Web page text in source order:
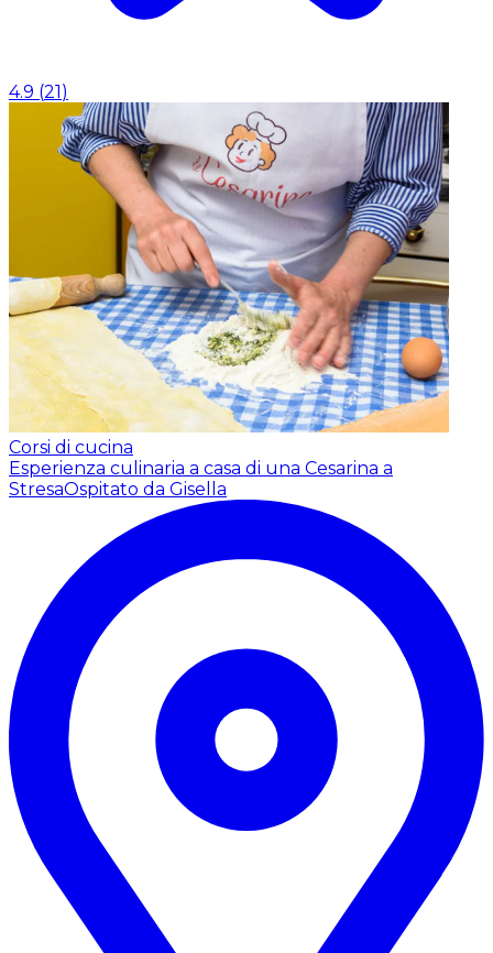
4.9 (21)
Corsi di cucina
Esperienza culinaria a casa di una Cesarina a
StresaOspitato da Gisella